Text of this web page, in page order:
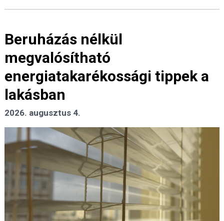
Beruházás nélkül
megvalósítható
energiatakarékossági tippek a
lakásban
2026. augusztus 4.